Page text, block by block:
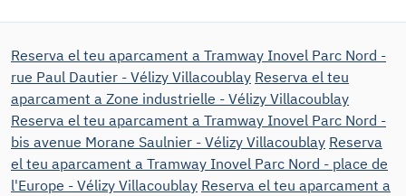
Reserva el teu aparcament a Tramway Inovel Parc Nord -
rue Paul Dautier - Vélizy Villacoublay Reserva el teu
aparcament a Zone industrielle - Vélizy Villacoublay
Reserva el teu aparcament a Tramway Inovel Parc Nord -
bis avenue Morane Saulnier - Vélizy Villacoublay Reserva
el teu aparcament a Tramway Inovel Parc Nord - place de
l'Europe - Vélizy Villacoublay Reserva el teu aparcament a